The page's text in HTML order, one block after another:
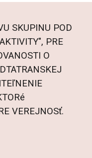
SKUPINU POD
PRE
O
VEREJNOSť.